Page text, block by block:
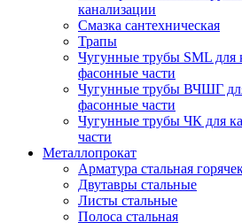
канализации
Смазка сантехническая
Трапы
Чугунные трубы SML для
фасонные части
Чугунные трубы ВЧШГ
фасонные части
Чугунные трубы ЧК для
части
Металлопрокат
Арматура стальная
Двутавры стальные
Листы стальные
Полоса стальная